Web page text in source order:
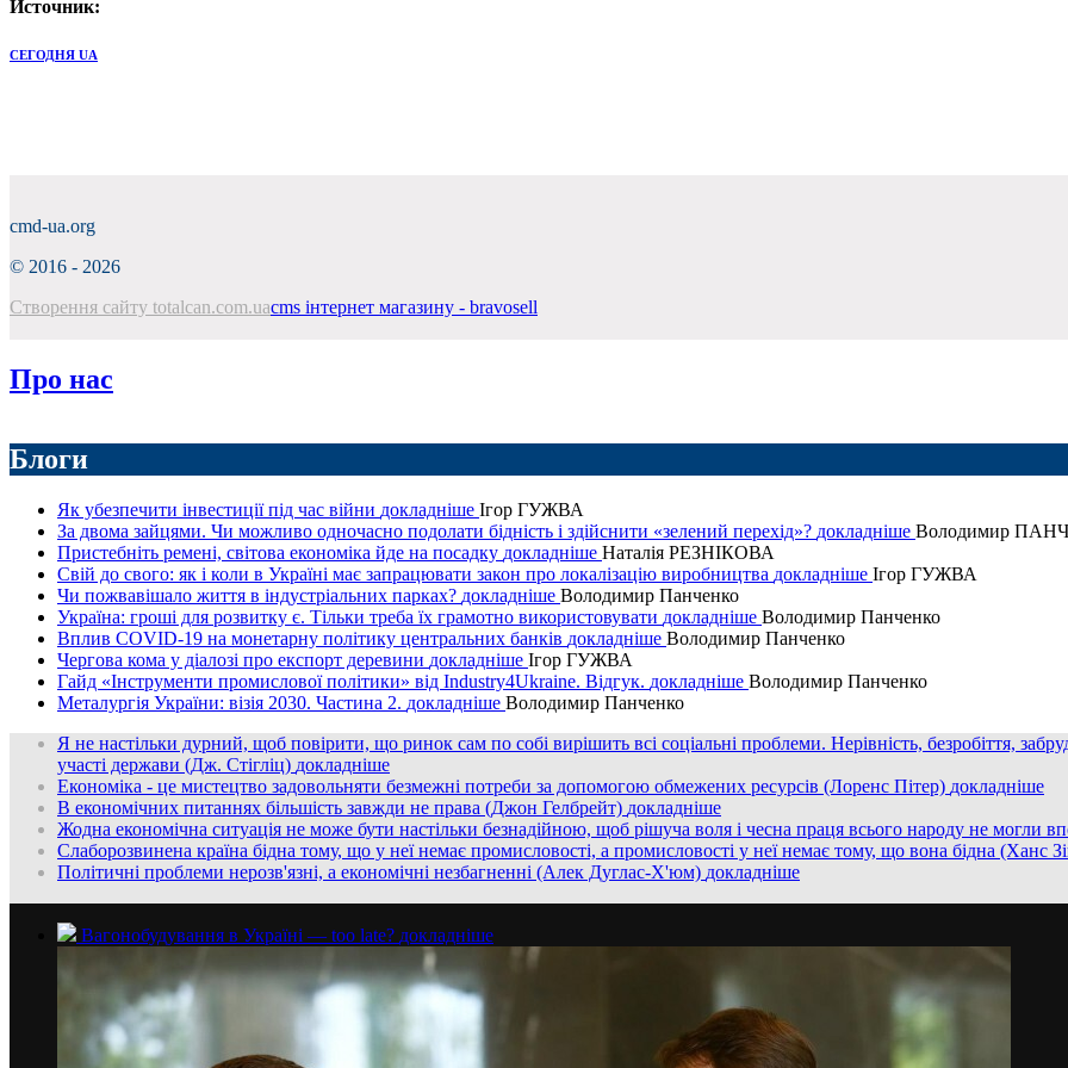
Источник:
СЕГОДНЯ UA
cmd-ua.org
© 2016 - 2026
Створення сайту totalcan.com.uacms інтернет магазину - bravosell
Про нас
Блоги
Як убезпечити інвестиції під час війни докладнiше Ігор ГУЖВА
За двома зайцями. Чи можливо одночасно подолати бідність і здійснити «зелений перехід»? докладнiше Володимир
Пристебніть ремені, світова економіка йде на посадку докладнiше Наталія РЕЗНІКОВА
Свій до свого: як і коли в Україні має запрацювати закон про локалізацію виробництва докладнiше Ігор ГУЖВА
Чи пожвавішало життя в індустріальних парках? докладнiше Володимир Панченко
Україна: гроші для розвитку є. Тільки треба їх грамотно використовувати докладнiше Володимир Панченко
Вплив COVID-19 на монетарну політику центральних банків докладнiше Володимир Панченко
Чергова кома у діалозі про експорт деревини докладнiше Ігор ГУЖВА
Гайд «Інструменти промислової політики» від Industry4Ukraine. Відгук. докладнiше Володимир Панченко
Металургія України: візія 2030. Частина 2. докладнiше Володимир Панченко
Я не настільки дурний, щоб повірити, що ринок сам по собі вирішить всі соціальні проблеми. Нерівність, безробіття,
участі держави (Дж. Стігліц) докладнiше
Економіка - це мистецтво задовольняти безмежні потреби за допомогою обмежених ресурсів (Лоренс Пітер) докладнiше
В економічних питаннях більшість завжди не права (Джон Гелбрейт) докладнiше
Жодна економічна ситуація не може бути настільки безнадійною, щоб рішуча воля і чесна праця всього народу не могли
Слаборозвинена країна бідна тому, що у неї немає промисловості, а промисловості у неї немає тому, що вона бідна (Ханс
Політичні проблеми нерозв'язні, а економічні незбагненні (Алек Дуглас-Х'юм) докладнiше
Вагонобудування в Україні — too late? докладнiше